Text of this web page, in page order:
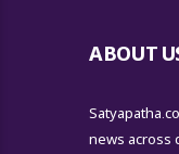
ABOUT
news across